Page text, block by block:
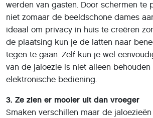
werden van gasten. Door schermen
niet zomaar de beeldschone dames
ideaal om privacy in huis te creëren
de plaatsing kun je de latten naar
tegen te gaan. Zelf kun je wel
van de jaloezie is niet alleen
elektronische bediening.
3. Ze zien er mooier uit dan vroeger
Smaken verschillen maar de